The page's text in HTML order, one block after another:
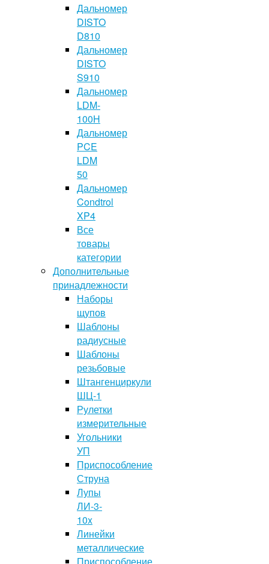
Дальномер
DISTO
D810
Дальномер
DISTO
S910
Дальномер
LDM-
100H
Дальномер
PCE
LDM
50
Дальномер
Condtrol
XP4
Все
товары
категории
Дополнительные
принадлежности
Наборы
щупов
Шаблоны
радиусные
Шаблоны
резьбовые
Штангенциркули
ШЦ-1
Рулетки
измерительные
Угольники
УП
Приспособление
Струна
Лупы
ЛИ-3-
10x
Линейки
металлические